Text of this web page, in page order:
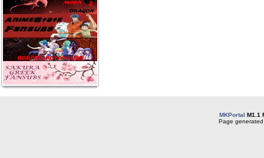
MKPortal M1.1
Page